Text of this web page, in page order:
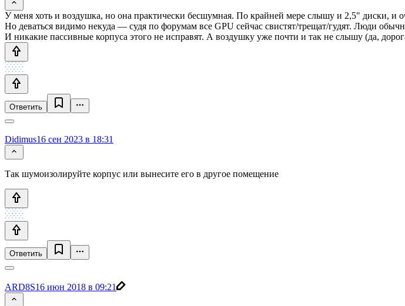
У меня хоть и воздушка, но она практически бесшумная. По крайней мере слышу и 2,5" диски, и
Но деваться видимо некуда — судя по форумам все GPU сейчас свистят/трещат/гудят. Люди
И никакие пассивные корпуса этого не исправят. А воздушку уже почти и так не слышу (да,
Ответить
Didimus16 сен 2023 в 18:31
Так шумоизолируйте корпус или вынесите его в другое помещение
Ответить
ARD8S16 июн 2018 в 09:21